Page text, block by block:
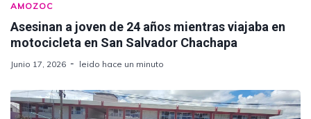
AMOZOC
Asesinan a joven de 24 años mientras viajaba en
motocicleta en San Salvador Chachapa
Junio 17, 2026 leido hace un minuto